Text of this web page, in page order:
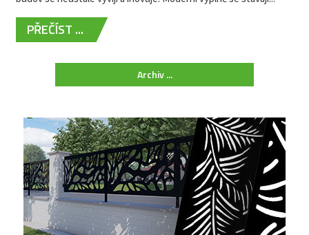
PŘEČÍST ...
Archiv ...